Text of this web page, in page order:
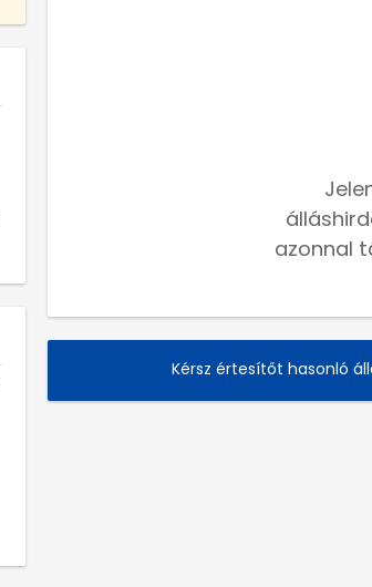
azonnal
Kérsz értesítőt hasonló